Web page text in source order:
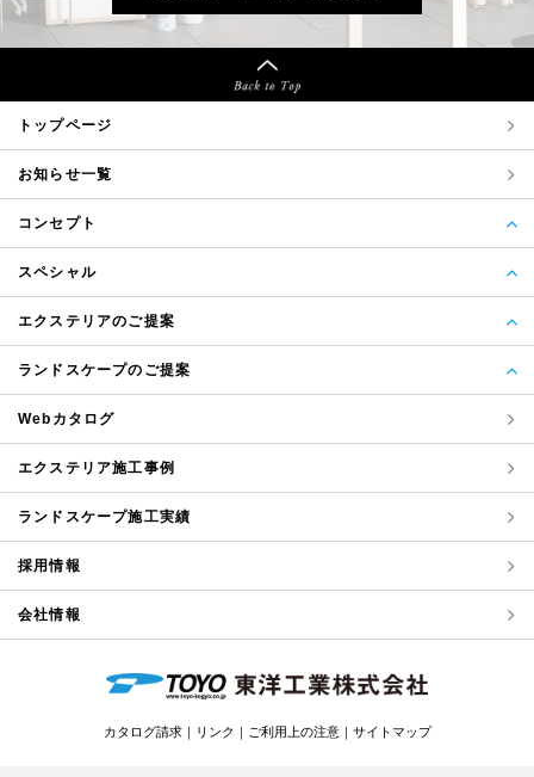
トップページ
お知らせ一覧
コンセプト
スペシャル
エクステリアのご提案
ランドスケープのご提案
Webカタログ
エクステリア施工事例
ランドスケープ施工実績
採用情報
会社情報
カタログ請求 リンク ご利用上の注意 サイトマップ